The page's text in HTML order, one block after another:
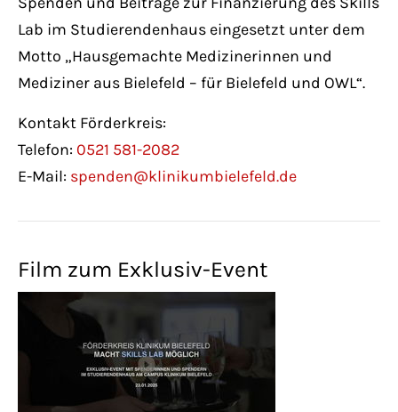
Lab im Studierendenhaus eingesetzt unter dem
Motto „Hausgemachte Medizinerinnen und
Mediziner aus Bielefeld – für Bielefeld und OWL“.
Kontakt Förderkreis:
Telefon: 0521 581-2082
E-Mail: spenden@klinikumbielefeld.de
Film zum Exklusiv-Event